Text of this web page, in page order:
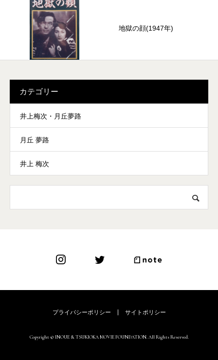
地獄の顔(1947年)
カテゴリー
井上梅次・月丘夢路
月丘 夢路
井上 梅次
プライバシーポリシー サイトポリシー
Copyright © INOUE & TSUKIOKA MOVIE FOUNDATION. All Rights Reserved.